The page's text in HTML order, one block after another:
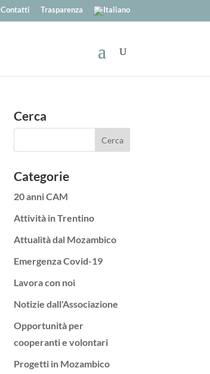
Contatti Trasparenza
Cerca
Categorie
20 anni CAM
Attività in Trentino
Attualità dal Mozambico
Emergenza Covid-19
Lavora con noi
Notizie dall'Associazione
Opportunità per
cooperanti e volontari
Progetti in Mozambico